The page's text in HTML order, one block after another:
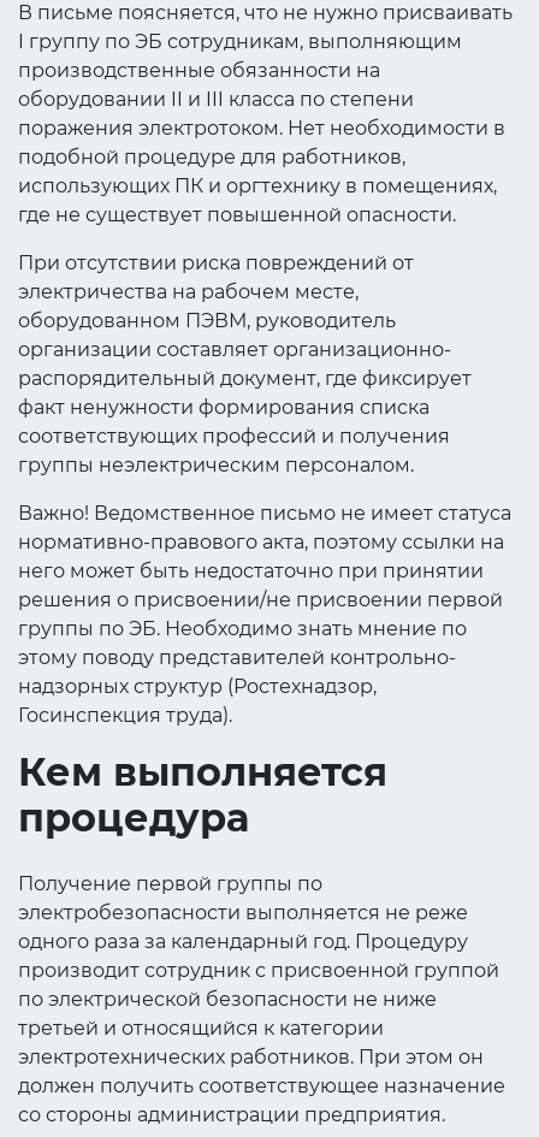
В письме поясняется, что не нужно присваивать
I группу по ЭБ сотрудникам, выполняющим
производственные обязанности на
оборудовании II и III класса по степени
поражения электротоком. Нет необходимости в
подобной процедуре для работников,
использующих ПК и оргтехнику в помещениях,
где не существует повышенной опасности.
При отсутствии риска повреждений от
электричества на рабочем месте,
оборудованном ПЭВМ, руководитель
организации составляет организационно-
распорядительный документ, где фиксирует
факт ненужности формирования списка
соответствующих профессий и получения
группы неэлектрическим персоналом.
Важно! Ведомственное письмо не имеет статуса
нормативно-правового акта, поэтому ссылки на
него может быть недостаточно при принятии
решения о присвоении/не присвоении первой
группы по ЭБ. Необходимо знать мнение по
этому поводу представителей контрольно-
надзорных структур (Ростехнадзор,
Госинспекция труда).
Кем выполняется
процедура
Получение первой группы по
электробезопасности выполняется не реже
одного раза за календарный год. Процедуру
производит сотрудник с присвоенной группой
по электрической безопасности не ниже
третьей и относящийся к категории
электротехнических работников. При этом он
должен получить соответствующее назначение
со стороны администрации предприятия.